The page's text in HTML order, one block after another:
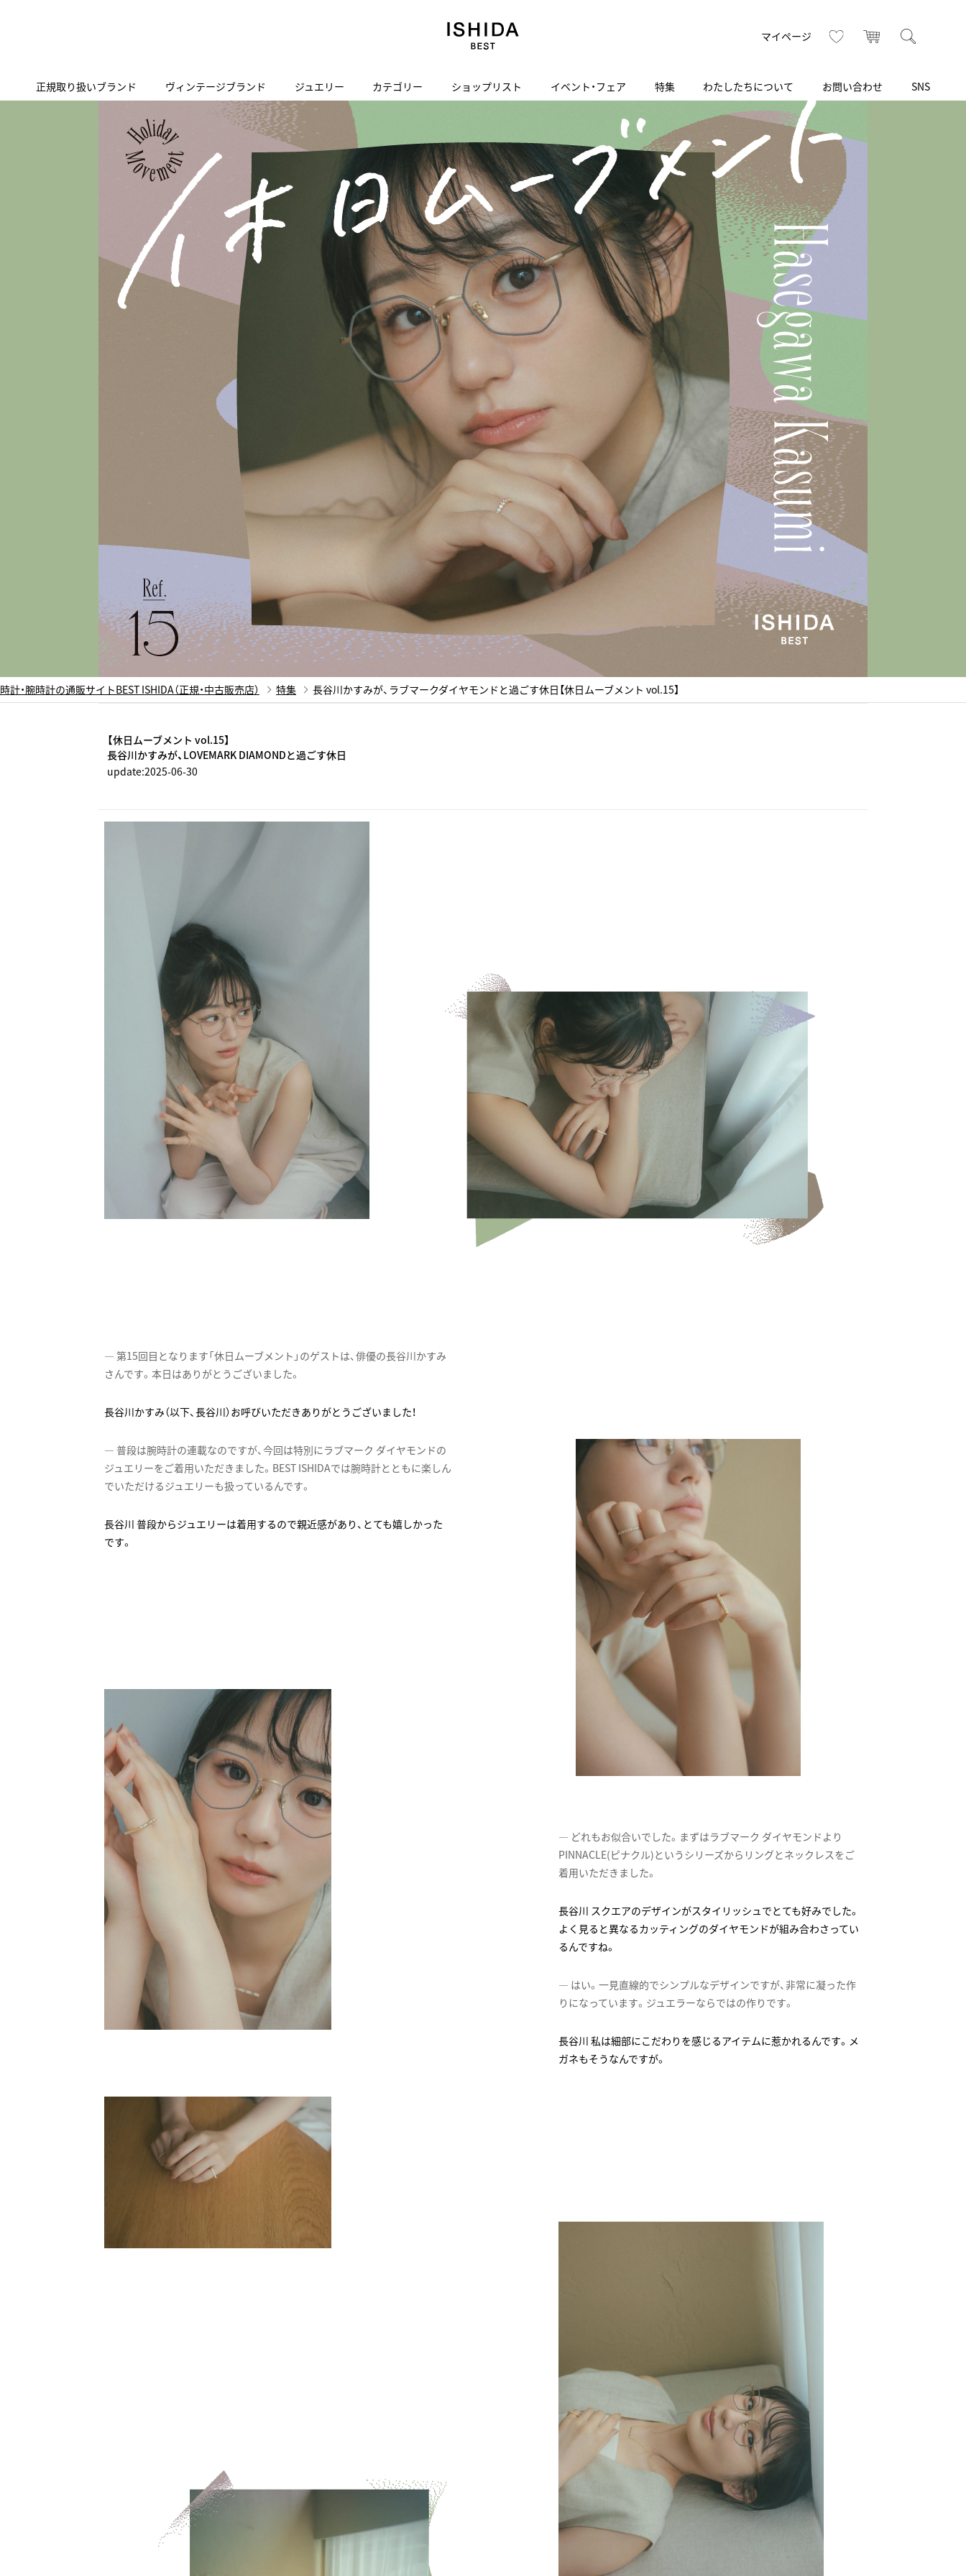
マイページ お気に入りカート
正規取り扱いブランド
E F G H R T U V
Accurate Form ACCUTRON
アキュトロン
amazfit
アマズフィット
AMIDA
アミダ
ANGEL CLOVER
エンジェルクローバー
Angel Heart ARMINSTROM
アーミンシュトローム
Arnold & Son
アーノルド＆サン
ASTRON ATTESA
正規取り扱いブランド一覧はこちら
ヴィンテージブランド
BEST VINTAGEについて 買取り・下取り・委託サービスについて
検索
ヴィンテージブランド一覧はこちら
ジュエリー カテゴリー
正規取り扱いブランド ヴィンテージブランド
ラグジュアリーウォッチ
スマートウォッチ
ISHIDA SPECIAL EDITION
デザイナーズ家電
日用品
その他
ISHIDA いいモノ Selection
いいモノ Gift selection
i.s.d.(アイエスディー)
ショップリスト
ISHIDA新宿 ISHIDA N43°（札幌）
TimeVallée ISHIDA Azabudai Hills Luxury Time Lounge ブライトリング ブティック 銀座
ブライトリング ブティック GINZA SIX IWC 表参道ブティック BEST VINTAGE新宿
グランフロント大阪 BEST VINTAGEヒューリックスクエア札幌
ショップリスト一覧はこちら
イベント・フェア 特集 わたしたちについて
代表メッセージ 会社概要 CSR
ニュースリリース
お問い合わせ
お問い合わせ ご来店の予約 買取り・下取り・委託サービス
査定お申込み
SNS
YOUTUBE INSTAGRAM
X
時計・腕時計の通販サイトBEST ISHIDA（正規・中古販売店） 特集 長谷川かすみが、ラブマークダイヤモンドと過ごす休日【休日ムーブメント vol.15】
【休日ムーブメント vol.15】
長谷川かすみが、LOVEMARK DIAMONDと過ごす休日
update:2025-06-30
第15回目となります「休日ムーブメント」のゲストは、俳優の長谷川かすみ
さんです。本日はありがとうございました。
お呼びいただきありがとうございました！
普段は腕時計の連載なのですが、今回は特別にラブマーク ダイヤモンドの
ジュエリーをご着用いただきました。BEST ISHIDAでは腕時計とともに楽しん
でいただけるジュエリーも扱っているんです。
普段からジュエリーは着用するので親近感があり、とても嬉しかった
です。
どれもお似合いでした。まずはラブマーク ダイヤモンドより
PINNACLE(ピナクル)というシリーズからリングとネックレスをご
着用いただきました。
スクエアのデザインがスタイリッシュでとても好みでした。
よく見ると異なるカッティングのダイヤモンドが組み合わさってい
るんですね。
はい。一見直線的でシンプルなデザインですが、非常に凝った作
りになっています。ジュエラーならではの作りです。
私は細部にこだわりを感じるアイテムに惹かれるんです。メ
ガネもそうなんですが。
へ